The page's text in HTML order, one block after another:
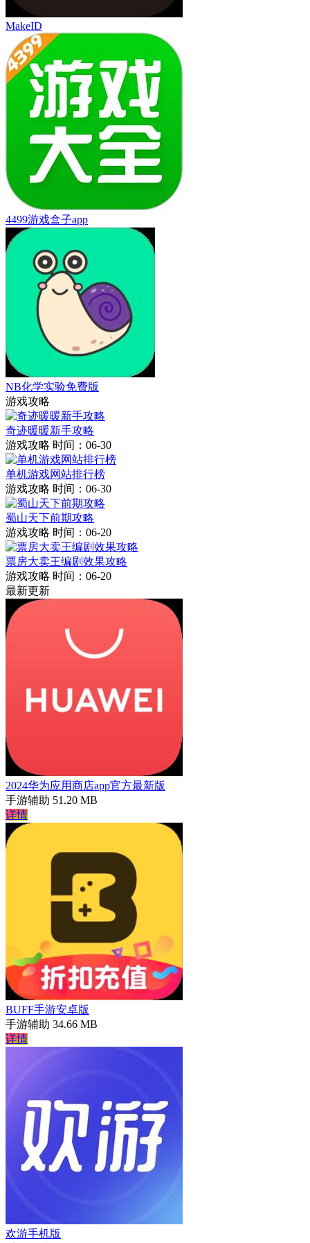
MakeID
4499游戏盒子app
NB化学实验免费版
游戏攻略
奇迹暖暖新手攻略
游戏攻略 时间：06-30
单机游戏网站排行榜
游戏攻略 时间：06-30
蜀山天下前期攻略
游戏攻略 时间：06-20
票房大卖王编剧效果攻略
游戏攻略 时间：06-20
最新更新
2024华为应用商店app官方最新版
手游辅助 51.20 MB
详情
BUFF手游安卓版
手游辅助 34.66 MB
详情
欢游手机版